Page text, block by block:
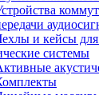
и кейсы для
системы